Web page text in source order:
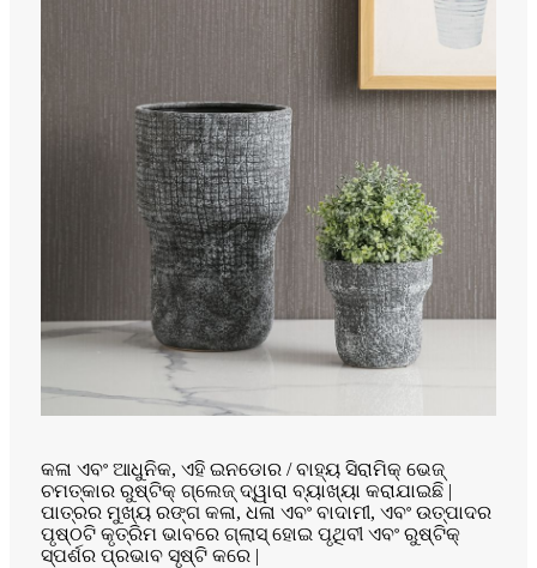
କଳା ଏବଂ ଆଧୁନିକ, ଏହି ଇନଡୋର / ବାହ୍ୟ ସିରାମିକ୍ ଭେଜ୍
ଚମତ୍କାର ରୁଷ୍ଟିକ୍ ଗ୍ଲେଜ୍ ଦ୍ୱାରା ବ୍ୟାଖ୍ୟା କରାଯାଇଛି |
ପାତ୍ରର ମୁଖ୍ୟ ରଙ୍ଗ କଳା, ଧଳା ଏବଂ ବାଦାମୀ, ଏବଂ ଉତ୍ପାଦର
ପୃଷ୍ଠଟି କୃତ୍ରିମ ଭାବରେ ଗ୍ଲାସ୍ ହୋଇ ପୃଥିବୀ ଏବଂ ରୁଷ୍ଟିକ୍
ସ୍ପର୍ଶର ପ୍ରଭାବ ସୃଷ୍ଟି କରେ |